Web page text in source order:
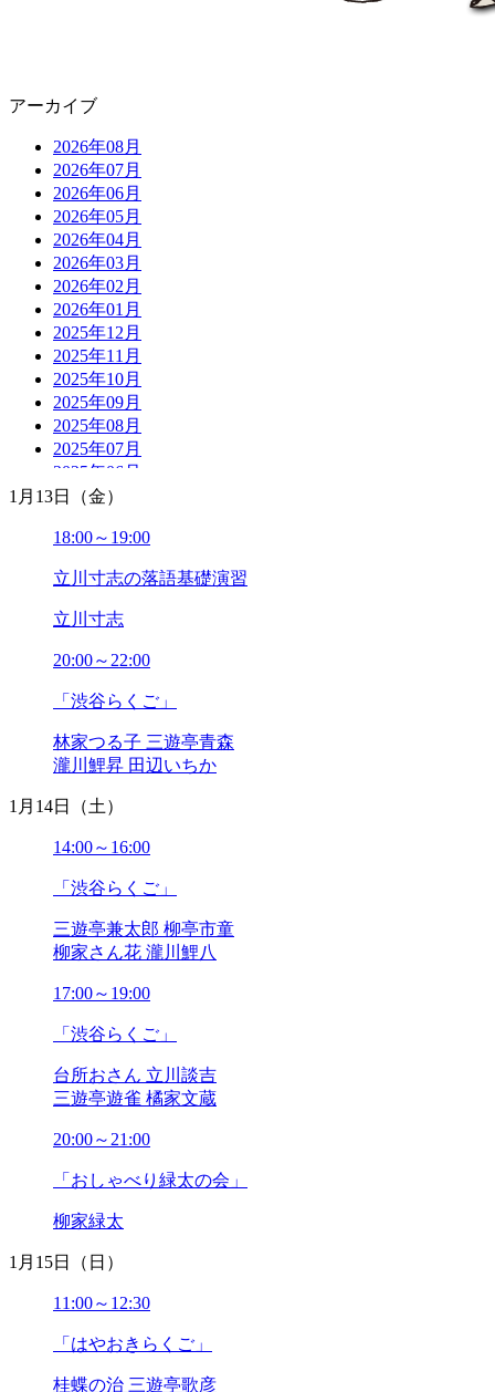
アーカイブ
2026年08月
2026年07月
2026年06月
2026年05月
2026年04月
2026年03月
2026年02月
2026年01月
2025年12月
2025年11月
2025年10月
2025年09月
2025年08月
2025年07月
2025年06月
2025年05月
2025年03月
2025年02月
2025年01月
2024年12月
2024年10月
2024年08月
2024年06月
2024年05月
2024年04月
2024年03月
2024年02月
2023年12月
2023年10月
2023年09月
2023年08月
2023年07月
2023年06月
2023年04月
2023年03月
2023年01月
2022年12月
2022年11月
2022年10月
2022年08月
2022年06月
2022年05月
2022年04月
2022年03月
1月13日（金）
18:00～19:00
立川寸志の落語基礎演習
立川寸志
20:00～22:00
「渋谷らくご」
林家つる子 三遊亭青森
瀧川鯉昇 田辺いちか
1月14日（土）
14:00～16:00
「渋谷らくご」
三遊亭兼太郎 柳亭市童
柳家さん花 瀧川鯉八
17:00～19:00
「渋谷らくご」
台所おさん 立川談吉
三遊亭遊雀 橘家文蔵
20:00～21:00
「おしゃべり緑太の会」
柳家緑太
1月15日（日）
11:00～12:30
「はやおきらくご」
桂蝶の治 三遊亭歌彦